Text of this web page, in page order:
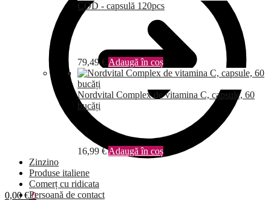
0,00€ 0
COD - capsulă 120pcs
79,49 € Adaugă în coș
Nordvital Complex de vitamina C, capsule, 60
bucăți
16,99 € Adaugă în coș
Zinzino
Produse italiene
Comerț cu ridicata
Persoană de contact